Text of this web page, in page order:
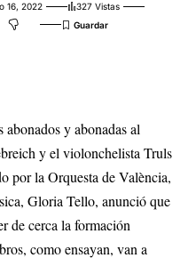
16, 2022
327 Vistas
y abonadas al
y el violonchelista Truls
por la Orquesta de València,
Gloria Tello, anunció que
de cerca la formación
como ensayan, van a